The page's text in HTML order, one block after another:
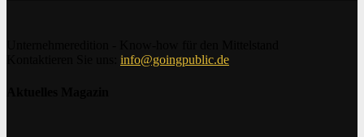
info@goingpublic.de